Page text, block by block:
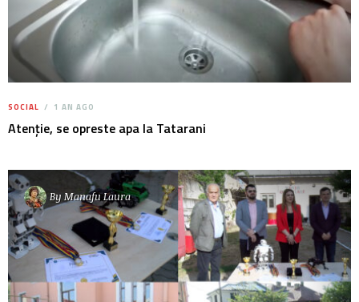
SOCIAL 1 AN AGO
Atenție, se opreste apa la Tatarani
ByManafu Laura